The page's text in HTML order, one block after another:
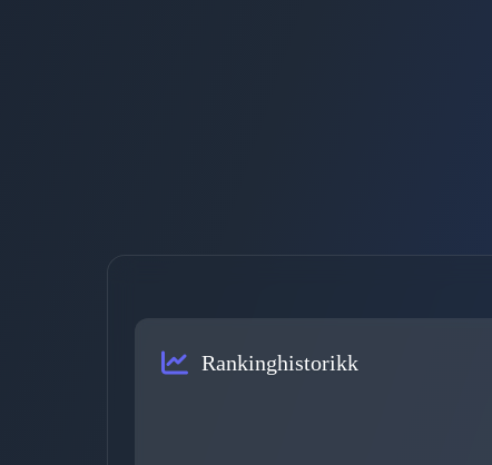
Rankinghistorikk